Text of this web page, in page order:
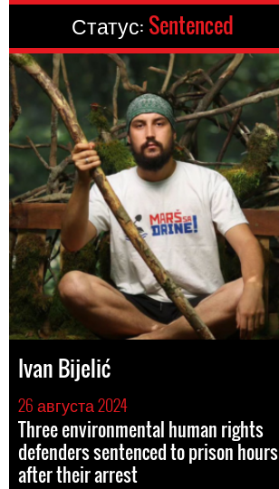
Статус: Sentenced
Ivan Bijelić
26 августа 2024
Three environmental human rights
defenders sentenced to prison hours
after their arrest